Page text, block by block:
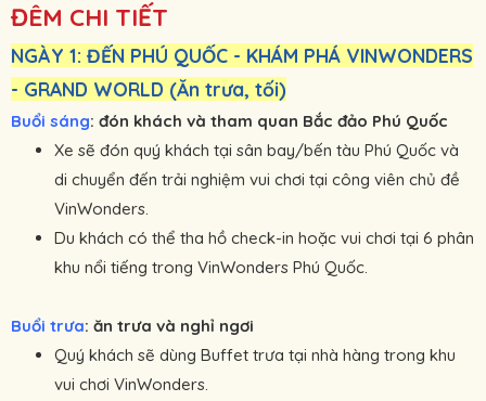
ĐÊM CHI TIẾT
NGÀY 1: ĐẾN PHÚ QUỐC - KHÁM PHÁ VINWONDERS
- GRAND WORLD (Ăn trưa, tối)
Buổi sáng: đón khách và tham quan Bắc đảo Phú Quốc
Xe sẽ đón quý khách tại sân bay/bến tàu Phú Quốc và
di chuyển đến trải nghiệm vui chơi tại công viên chủ đề
VinWonders.
Du khách có thể tha hồ check-in hoặc vui chơi tại 6 phân
khu nổi tiếng trong VinWonders Phú Quốc.
Buổi trưa: ăn trưa và nghỉ ngơi
Quý khách sẽ dùng Buffet trưa tại nhà hàng trong khu
vui chơi VinWonders.